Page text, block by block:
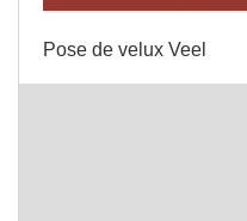
Pose de velux Veel